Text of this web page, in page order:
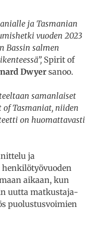
ja Tasmanian
vuoden 2023
Bassin salmen
Spirit of
Dwyer sanoo.
samanlaiset
Tasmaniat, niiden
on huomattavasti
ja
aikaan, kun
uutta matkustaja-
puolustusvoimien